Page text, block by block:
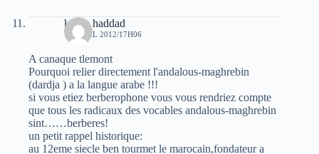
karim haddad
17 AVRIL 2012/17H06
A canaque tlemont
Pourquoi relier directement l'andalous-maghrebin
(dardja ) a la langue arabe !!!
si vous etiez berberophone vous vous rendriez compte
que tous les radicaux des vocables andalous-maghrebin
sint……berberes!
un petit rappel historique:
au 12eme siecle ben tourmet le marocain,fondateur a